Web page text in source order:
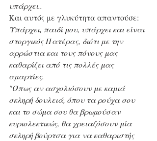
υπάρχει..
Και αυτός με γλυκύτητα απαντούσε:
'Υπάρχει, παιδί μου, υπάρχει και είναι
στοργικός Πατέρας, διότι με την
αρρώστια και τους πόνους μας
καθαρίζει από τις πολλές μας
αμαρτίες.
"Όπως αν ασχολιόσουν με καμιά
σκληρή δουλειά, όπου τα ρούχα σου
και το σώμα σου θα βρωμούσαν
κυριολεκτικώς, θα χρειαζόσουν μία
σκληρή βούρτσα για να καθαριστής